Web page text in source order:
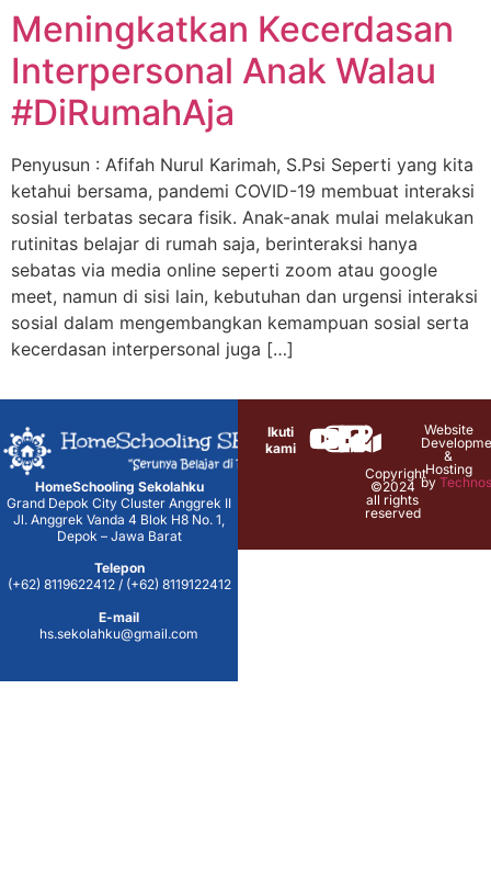
Meningkatkan Kecerdasan
Interpersonal Anak Walau
#DiRumahAja
Penyusun : Afifah Nurul Karimah, S.Psi Seperti yang kita
ketahui bersama, pandemi COVID-19 membuat interaksi
sosial terbatas secara fisik. Anak-anak mulai melakukan
rutinitas belajar di rumah saja, berinteraksi hanya
sebatas via media online seperti zoom atau google
meet, namun di sisi lain, kebutuhan dan urgensi interaksi
sosial dalam mengembangkan kemampuan sosial serta
kecerdasan interpersonal juga […]
HomeSchooling Sekolahku
Grand Depok City Cluster Anggrek II
Jl. Anggrek Vanda 4 Blok H8 No. 1,
Depok – Jawa Barat
Telepon
(+62) 8119622412 / (+62) 8119122412
E-mail
hs.sekolahku@gmail.com
Ikuti
kami
Copyright
©2024
all rights
reserved
Website
&
Hosting
by